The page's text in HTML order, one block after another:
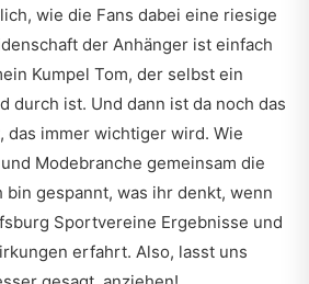
wie die Fans dabei eine riesige
der Anhänger ist einfach
Kumpel Tom, der selbst ein
durch ist. Und dann ist da noch das
das immer wichtiger wird. Wie
Modebranche gemeinsam die
bin gespannt, was ihr denkt, wenn
Sportvereine Ergebnisse und
erfahrt. Also, lasst uns